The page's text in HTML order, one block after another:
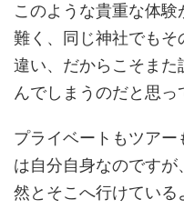
このような貴重な体
難く、同じ神社でもそ
違い、だからこそま
んでしまうのだと思っ
プライベートもツア
は自分自身なのですが
然とそこへ行けている